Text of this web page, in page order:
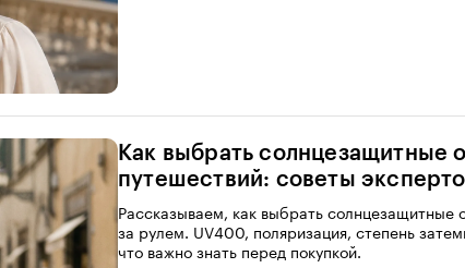
Как выбрать солнцезащитные
путешествий: советы
Рассказываем, как выбрать солнцезащитные
за рулем. UV400, поляризация, степень
что важно знать перед покупкой.